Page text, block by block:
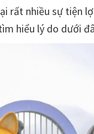
rất nhiều sự tiện
hiểu lý do dưới